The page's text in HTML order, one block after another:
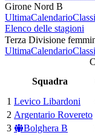
Girone Nord B
UltimaCalendario
Elenco delle stagioni
Terza Divisione
UltimaCalendario
Squadra
1 Levico Libardoni
2 Argentario Rovereto
3
Bolghera B